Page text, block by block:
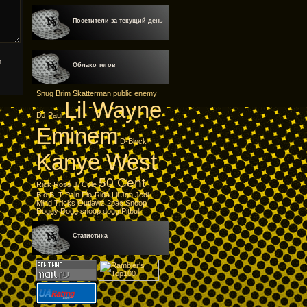
Посетители за текущий день
Облако тегов
Snug Brim Skatterman public enemy
DJ Paul Lil Wayne
Eminem D-Block
Kanye West
Rick Ross J. Cole 50 Cent
B.o.B. T-Pain Flo-Rida Lil Jon Jedi
Mind Tricks Outlawz 2pac Snoop
Doggy Dogg snoop dogg Pitbull
Статистика